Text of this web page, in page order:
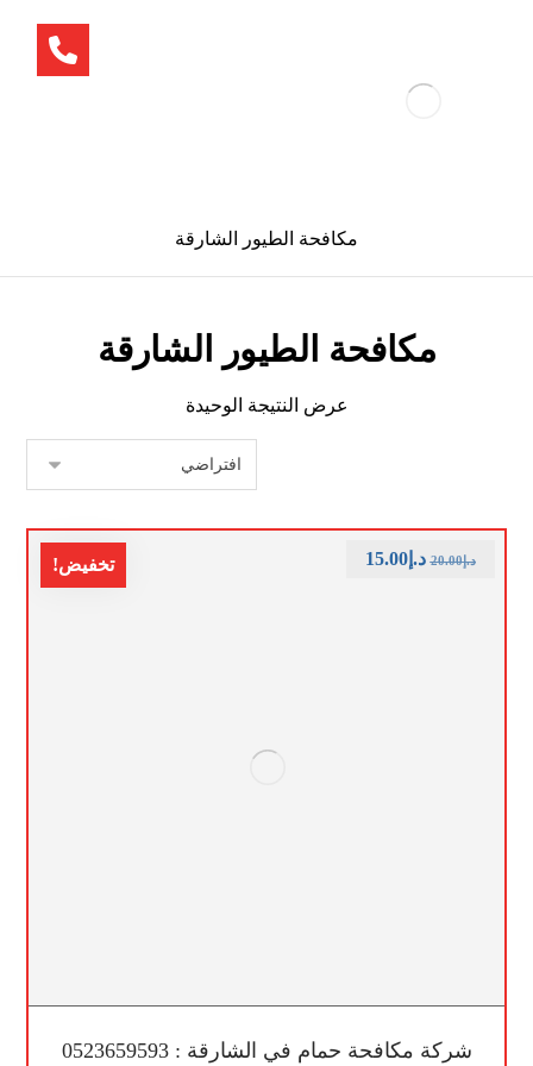
مكافحة الطيور الشارقة
مكافحة الطيور الشارقة
عرض النتيجة الوحيدة
تخفيض!
شركة مكافحة حمام في الشارقة : 0523659593
د.إ20.00 د.إ15.00